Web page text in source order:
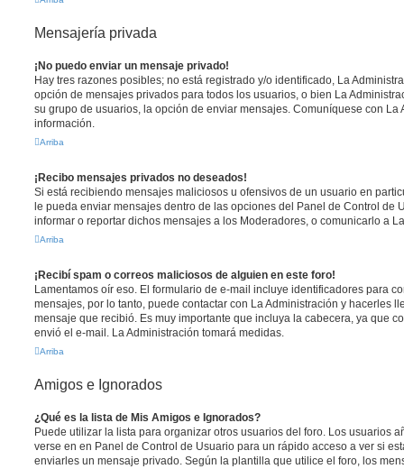
Mensajería privada
¡No puedo enviar un mensaje privado!
Hay tres razones posibles; no está registrado y/o identificado, La
opción de mensajes privados para todos los usuarios, o bien La
su grupo de usuarios, la opción de enviar mensajes. Comuníquese con La
información.
Arriba
¡Recibo mensajes privados no deseados!
Si está recibiendo mensajes maliciosos u ofensivos de un usuario en
le pueda enviar mensajes dentro de las opciones del Panel de Control de
informar o reportar dichos mensajes a los Moderadores, o comunicarlo a
Arriba
¡Recibí spam o correos maliciosos de alguien en este foro!
Lamentamos oír eso. El formulario de e-mail incluye identificadores para
mensajes, por lo tanto, puede contactar con La Administración y hacerles
mensaje que recibió. Es muy importante que incluya la cabecera, ya que
envió el e-mail. La Administración tomará medidas.
Arriba
Amigos e Ignorados
¿Qué es la lista de Mis Amigos e Ignorados?
Puede utilizar la lista para organizar otros usuarios del foro. Los usuarios
verse en en Panel de Control de Usuario para un rápido acceso a ver si
enviarles un mensaje privado. Según la plantilla que utilice el foro, los